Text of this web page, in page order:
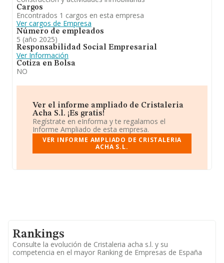
Cargos
Encontrados 1 cargos en esta empresa
Ver cargos de Empresa
Número de empleados
5 (año 2025)
Responsabilidad Social Empresarial
Ver Información
Cotiza en Bolsa
NO
Ver el informe ampliado de Cristaleria
Acha S.l. ¡Es gratis!
Regístrate en eInforma y te regalamos el
Informe Ampliado de esta empresa.
VER INFORME AMPLIADO DE CRISTALERIA
ACHA S.L.
Rankings
Consulte la evolución de Cristaleria acha s.l. y su
competencia en el mayor Ranking de Empresas de España